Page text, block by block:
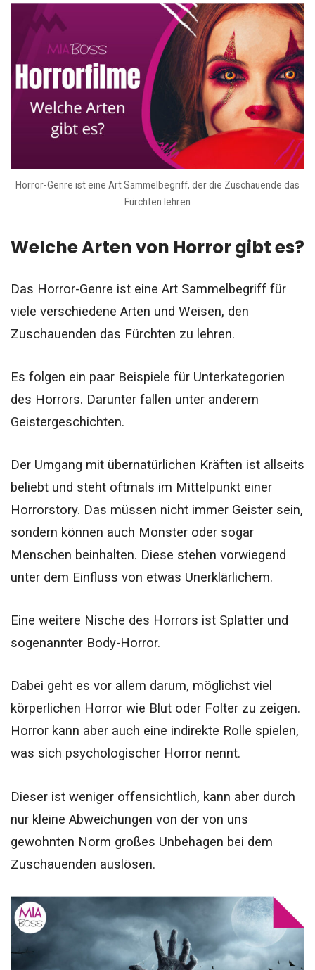
Horror-Genre ist eine Art Sammelbegriff, der die Zuschauende das
Fürchten lehren
Welche Arten von Horror gibt es?
Das Horror-Genre ist eine Art Sammelbegriff für
viele verschiedene Arten und Weisen, den
Zuschauenden das Fürchten zu lehren.
Es folgen ein paar Beispiele für Unterkategorien
des Horrors. Darunter fallen unter anderem
Geistergeschichten.
Der Umgang mit übernatürlichen Kräften ist allseits
beliebt und steht oftmals im Mittelpunkt einer
Horrorstory. Das müssen nicht immer Geister sein,
sondern können auch Monster oder sogar
Menschen beinhalten. Diese stehen vorwiegend
unter dem Einfluss von etwas Unerklärlichem.
Eine weitere Nische des Horrors ist Splatter und
sogenannter Body-Horror.
Dabei geht es vor allem darum, möglichst viel
körperlichen Horror wie Blut oder Folter zu zeigen.
Horror kann aber auch eine indirekte Rolle spielen,
was sich psychologischer Horror nennt.
Dieser ist weniger offensichtlich, kann aber durch
nur kleine Abweichungen von der von uns
gewohnten Norm großes Unbehagen bei dem
Zuschauenden auslösen.